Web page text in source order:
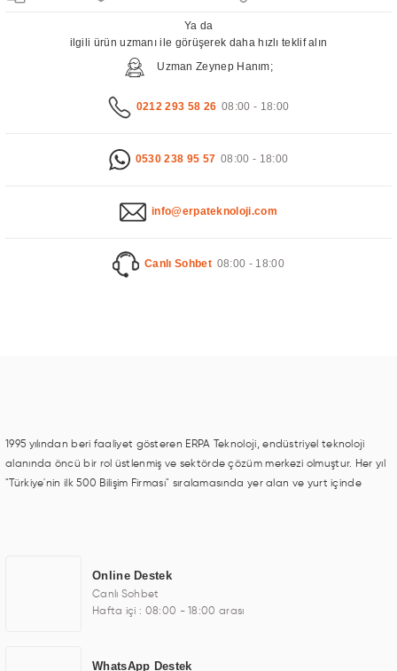
Ya da
ilgili ürün uzmanı ile görüşerek daha hızlı teklif alın
Uzman Zeynep Hanım;
0212 293 58 26 08:00 - 18:00
0530 238 95 57 08:00 - 18:00
info@erpateknoloji.com
Canlı Sohbet 08:00 - 18:00
1995 yılından beri faaliyet gösteren ERPA Teknoloji, endüstriyel teknoloji
alanında öncü bir rol üstlenmiş ve sektörde çözüm merkezi olmuştur. Her yıl
"Türkiye'nin ilk 500 Bilişim Firması" sıralamasında yer alan ve yurt içinde
markası altında kendi ürettiği ürünlerde kullanmıştır. Günümüzde TOCHI;
videowall, digital signage, kiosk, totem, akıllı durak ekranı, araç içi ekran,
asansör ekranı, digital menüboard, marin ekran, medikal ekran, savunma
endüstriyel ekranlar, kapı önü bilgi ekranları, panel PC, endüstriyel Panel
Online Destek
Canlı Sohbet
Hafta içi : 08:00 - 18:00 arası
WhatsApp Destek